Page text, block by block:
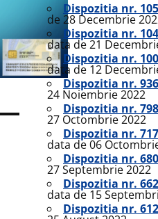
Dispozitia nr.
de 28 Decembrie
Dispozitia nr.
data de 21
Dispozitia nr.
data de 12
Dispozitia nr. 936
24 Noiembrie 2022
Dispozitia nr. 798
27 Octombrie 2022
Dispozitia nr. 717
data de 06
Dispozitia nr. 680
27 Septembrie 2022
Dispozitia nr. 662
data de 15
Dispozitia nr. 612